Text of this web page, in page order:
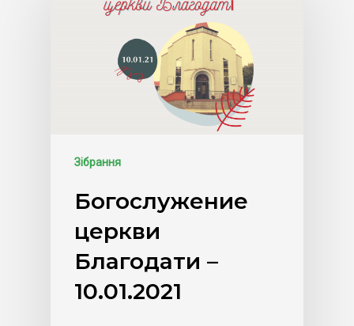
Зібрання
Богослужение
церкви
Благодати –
10.01.2021